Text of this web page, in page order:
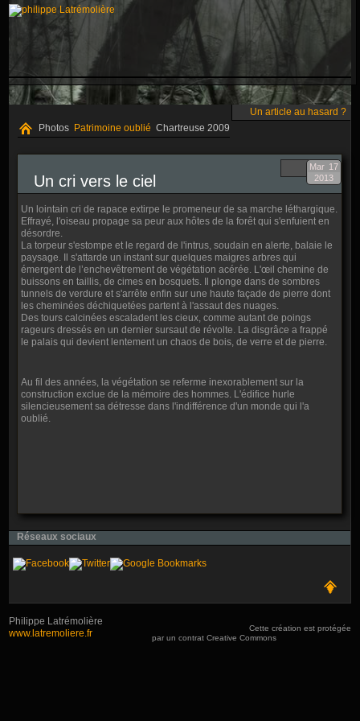
Un article au hasard ?
Photos Patrimoine oublié Chartreuse 2009
Un cri vers le ciel
17
Mar
2013
Un lointain cri de rapace extirpe le promeneur de sa marche léthargique.
Effrayé, l'oiseau propage sa peur aux hôtes de la forêt qui s'enfuient en
désordre.
La torpeur s'estompe et le regard de l'intrus, soudain en alerte, balaie le
paysage. Il s'attarde un instant sur quelques maigres arbres qui
émergent de l’enchevêtrement de végétation acérée. L'œil chemine de
buissons en taillis, de cimes en bosquets. Il plonge dans de sombres
tunnels de verdure et s'arrête enfin sur une haute façade de pierre dont
les cheminées déchiquetées partent à l'assaut des nuages.
Des tours calcinées escaladent les cieux, comme autant de poings
rageurs dressés en un dernier sursaut de révolte. La disgrâce a frappé
le palais qui devient lentement un chaos de bois, de verre et de pierre.
Au fil des années, la végétation se referme inexorablement sur la
construction exclue de la mémoire des hommes. L'édifice hurle
silencieusement sa détresse dans l'indifférence d'un monde qui l'a
oublié.
Réseaux sociaux
Philippe Latrémolière
www.latremoliere.fr
Cette création est protégée
par un contrat Creative Commons